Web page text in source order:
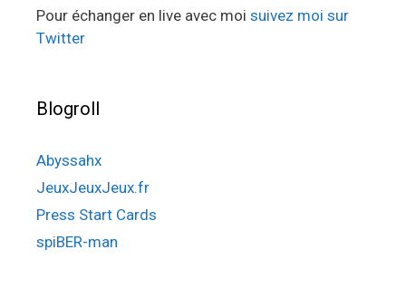
Pour échanger en live avec moi suivez moi sur
Twitter
Blogroll
Abyssahx
JeuxJeuxJeux.fr
Press Start Cards
spiBER-man